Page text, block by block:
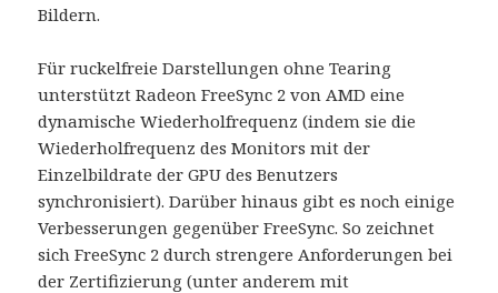
Bildern.
Für ruckelfreie Darstellungen ohne Tearing
unterstützt Radeon FreeSync 2 von AMD eine
dynamische Wiederholfrequenz (indem sie die
Wiederholfrequenz des Monitors mit der
Einzelbildrate der GPU des Benutzers
synchronisiert). Darüber hinaus gibt es noch einige
Verbesserungen gegenüber FreeSync. So zeichnet
sich FreeSync 2 durch strengere Anforderungen bei
der Zertifizierung (unter anderem mit